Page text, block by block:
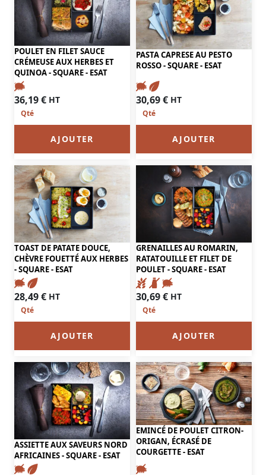
POULET EN FILET SAUCE
CRÉMEUSE AUX HERBES ET
QUINOA - SQUARE - ESAT
36,19€ HT
AJOUTER
PASTA CAPRESE AU PESTO
ROSSO - SQUARE - ESAT
30,69€ HT
AJOUTER
TOAST DE PATATE DOUCE,
CHÈVRE FOUETTÉ AUX HERBES
- SQUARE - ESAT
28,49€ HT
AJOUTER
GRENAILLES AU ROMARIN,
RATATOUILLE ET FILET DE
POULET - SQUARE - ESAT
30,69€ HT
AJOUTER
ASSIETTE AUX SAVEURS NORD
AFRICAINES - SQUARE - ESAT
EMINCÉ DE POULET CITRON-
ORIGAN, ÉCRASÉ DE
COURGETTE - ESAT